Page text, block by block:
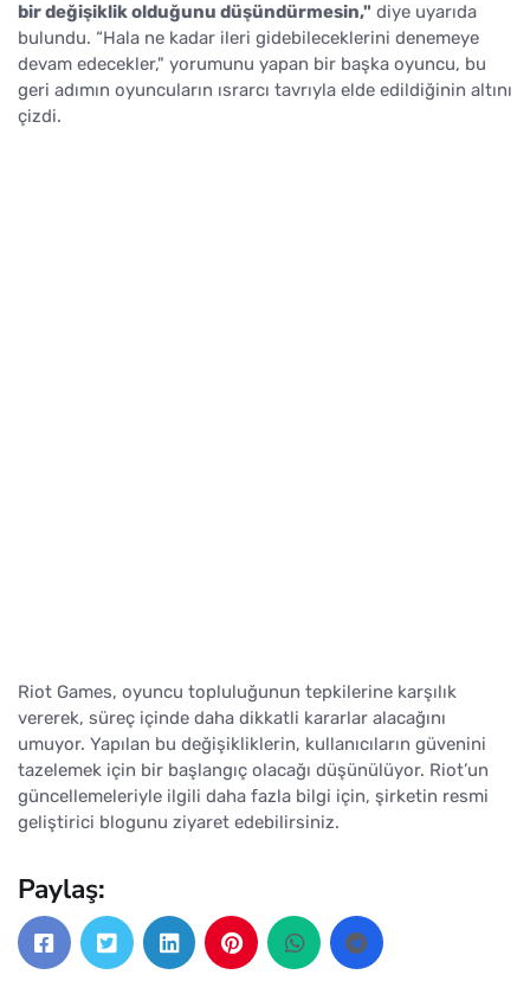
bir değişiklik olduğunu düşündürmesin," diye uyarıda
bulundu. “Hala ne kadar ileri gidebileceklerini denemeye
devam edecekler," yorumunu yapan bir başka oyuncu, bu
geri adımın oyuncuların ısrarcı tavrıyla elde edildiğinin altını
çizdi.
Riot Games, oyuncu topluluğunun tepkilerine karşılık
vererek, süreç içinde daha dikkatli kararlar alacağını
umuyor. Yapılan bu değişikliklerin, kullanıcıların güvenini
tazelemek için bir başlangıç olacağı düşünülüyor. Riot’un
güncellemeleriyle ilgili daha fazla bilgi için, şirketin resmi
geliştirici blogunu ziyaret edebilirsiniz.
Paylaş: